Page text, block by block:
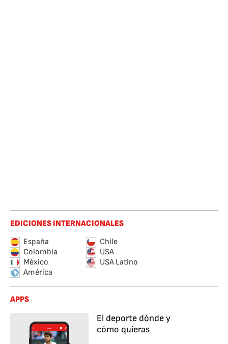
EDICIONES INTERNACIONALES
España
Chile
Colombia
USA
México
USA Latino
América
APPS
El deporte dónde y
cómo quieras